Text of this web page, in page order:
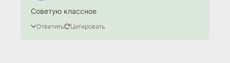
Советую классное
Ответить Цитировать